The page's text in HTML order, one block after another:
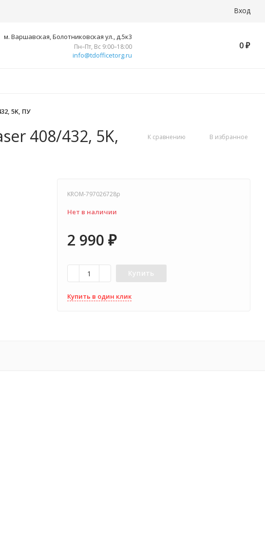
Вход
м. Варшавская, Болотниковская ул., д.5к3
Пн–Пт, Вс 9:00–18:00
info@tdofficetorg.ru
0 ₽
5K, ПУ
408/432, 5K,
К сравнению В избранное
KROM-797026728p
Нет в наличии
2 990 ₽
Купить
Купить в один клик